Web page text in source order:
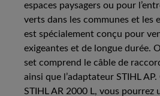
espaces paysagers ou pour
verts dans les communes et les
est spécialement conçu pour
exigeantes et de longue durée.
set comprend le câble de
ainsi que l’adaptateur STIHL
STIHL AR 2000 L, vous pourrez